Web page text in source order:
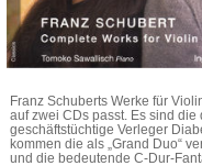
Franz Schuberts Werke für
auf zwei CDs passt. Es sind
geschäftstüchtige Verleger
kommen die als „Grand Duo“
und die bedeutende C-Dur-